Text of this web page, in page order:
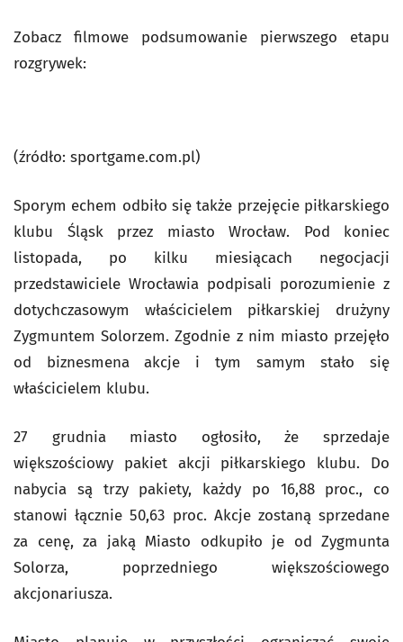
Zobacz filmowe podsumowanie pierwszego etapu
rozgrywek:
(źródło: sportgame.com.pl)
Sporym echem odbiło się także przejęcie piłkarskiego
klubu Śląsk przez miasto Wrocław. Pod koniec
listopada, po kilku miesiącach negocjacji
przedstawiciele Wrocławia podpisali porozumienie z
dotychczasowym właścicielem piłkarskiej drużyny
Zygmuntem Solorzem. Zgodnie z nim miasto przejęło
od biznesmena akcje i tym samym stało się
właścicielem klubu.
27 grudnia miasto ogłosiło, że sprzedaje
większościowy pakiet akcji piłkarskiego klubu. Do
nabycia są trzy pakiety, każdy po 16,88 proc., co
stanowi łącznie 50,63 proc. Akcje zostaną sprzedane
za cenę, za jaką Miasto odkupiło je od Zygmunta
Solorza, poprzedniego większościowego
akcjonariusza.